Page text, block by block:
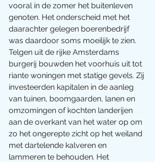
vooral in de zomer het buitenleven
genoten. Het onderscheid met het
daarachter gelegen boerenbedrijf
was daardoor soms moeilijk te zien.
Telgen uit de rijke Amsterdams
burgerij bouwden het voorhuis uit tot
riante woningen met statige gevels. Zij
investeerden kapitalen in de aanleg
van tuinen, boomgaarden, lanen en
omzomingen of kochten landerijen
aan de overkant van het water op om
zo het ongerepte zicht op het weiland
met dartelende kalveren en
lammeren te behouden. Het